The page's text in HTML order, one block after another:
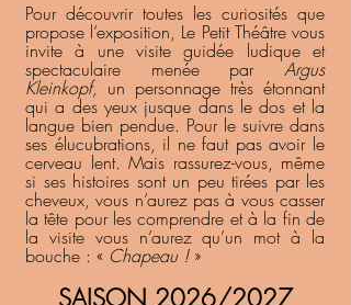
Pour découvrir toutes les curiosités que
propose l’exposition, Le Petit Théâtre vous
invite à une visite guidée ludique et
spectaculaire menée parArgus
Kleinkopf, un personnage très étonnant
qui a des yeux jusque dans le dos et la
langue bien pendue. Pour le suivre dans
ses élucubrations, il ne faut pas avoir le
cerveau lent. Mais rassurez-vous, même
si ses histoires sont un peu tirées par les
cheveux, vous n’aurez pas à vous casser
la tête pour les comprendre et à la fin de
la visite vous n’aurez qu’un mot à la
bouche : « Chapeau ! »
SAISON 2026/2027